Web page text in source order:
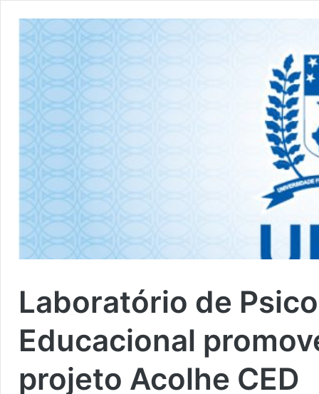
Laboratório de
Educacional
projeto Acolhe CED